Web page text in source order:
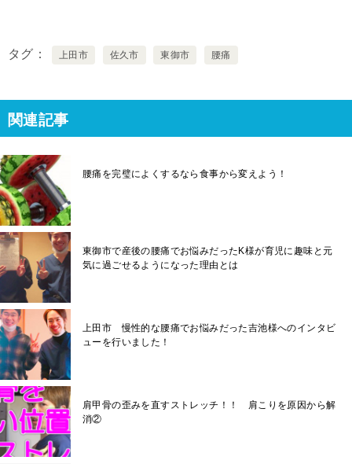
タグ 上田市 佐久市 東御市 腰痛
関連記事
腰痛を完璧によくするなら食事から変えよう！
東御市で産後の腰痛でお悩みだったK様が育児に趣味と元
気に過ごせるようになった理由とは
上田市 慢性的な腰痛でお悩みだった吉池様へのインタビ
ューを行いました！
肩甲骨の歪みを直すストレッチ！！ 肩こりを原因から解
消②